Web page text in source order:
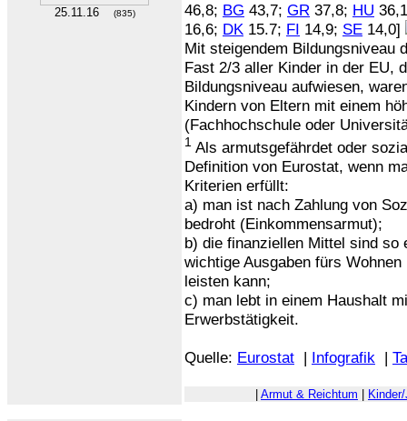
25.11.16 (835)
46,8; BG 43,7; GR 37,8; HU
16,6; DK 15.7; FI 14,9; SE 14,0]
Mit steigendem Bildungsniveau
Fast 2/3 aller Kinder in der EU,
Bildungsniveau aufwiesen,
Kindern von Eltern mit einem
(Fachhochschule oder
1 Als armutsgefährdet oder
Definition von Eurostat, wenn
Kriterien erfüllt:
a) man ist nach Zahlung von
bedroht (Einkommensarmut);
b) die finanziellen Mittel sind
wichtige Ausgaben fürs
leisten kann;
c) man lebt in einem Haushalt
Erwerbstätigkeit.
Quelle: Eurostat | Infografik |
| Armut & Reichtum |